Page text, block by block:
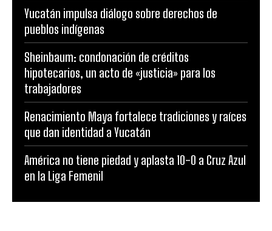
Yucatán impulsa diálogo sobre derechos de
pueblos indígenas
Sheinbaum: condonación de créditos
hipotecarios, un acto de «justicia» para los
trabajadores
Renacimiento Maya fortalece tradiciones y raíces
que dan identidad a Yucatán
América no tiene piedad y aplasta 10-0 a Cruz Azul
en la Liga Femenil